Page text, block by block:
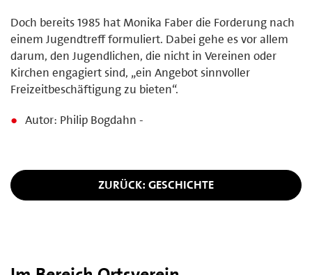
Doch bereits 1985 hat Monika Faber die Forderung nach
einem Jugendtreff formuliert. Dabei gehe es vor allem
darum, den Jugendlichen, die nicht in Vereinen oder
Kirchen engagiert sind, „ein Angebot sinnvoller
Freizeitbeschäftigung zu bieten“.
Autor: Philip Bogdahn -
ZURÜCK: GESCHICHTE